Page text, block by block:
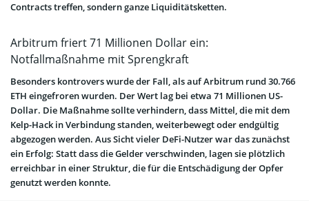
Contracts treffen, sondern ganze Liquiditätsketten.
Arbitrum friert 71 Millionen Dollar ein:
Notfallmaßnahme mit Sprengkraft
Besonders kontrovers wurde der Fall, als auf Arbitrum rund 30.766
ETH eingefroren wurden. Der Wert lag bei etwa 71 Millionen US-
Dollar. Die Maßnahme sollte verhindern, dass Mittel, die mit dem
Kelp-Hack in Verbindung standen, weiterbewegt oder endgültig
abgezogen werden. Aus Sicht vieler DeFi-Nutzer war das zunächst
ein Erfolg: Statt dass die Gelder verschwinden, lagen sie plötzlich
erreichbar in einer Struktur, die für die Entschädigung der Opfer
genutzt werden konnte.